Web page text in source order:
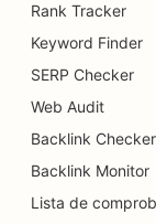
SEO para
SEO para
SEO para
SEO para
Rank Tracker
Keyword Finder
SERP Checker
Web Audit
Backlink Checker
Backlink Monitor
Lista de